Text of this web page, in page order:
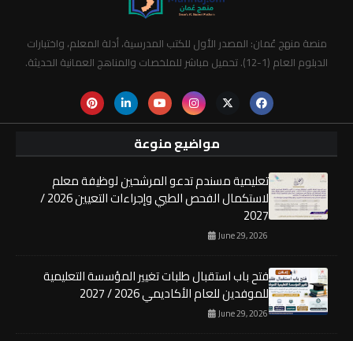
منصة منهج عُمان: المصدر الأول للكتب المدرسية، أدلة المعلم، واختبارات
الدبلوم العام (1-12). تحميل مباشر للملخصات والمناهج العمانية الحديثة.
مواضيع منوعة
تعليمية مسندم تدعو المرشحين لوظيفة معلم
لاستكمال الفحص الطبي وإجراءات التعيين 2026 /
2027
June 29, 2026
فتح باب استقبال طلبات تغيير المؤسسة التعليمية
للموفدين للعام الأكاديمي 2026 / 2027
June 29, 2026